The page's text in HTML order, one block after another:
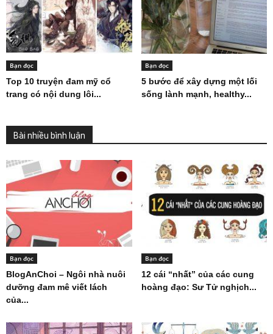
Bạn đọc
Top 10 truyện đam mỹ cổ
trang có nội dung lôi...
Bạn đọc
5 bước để xây dựng một lối
sống lành mạnh, healthy...
Bài nhiều bình luận
Bạn đọc
BlogAnChoi – Ngôi nhà nuôi
dưỡng đam mê viết lách
của...
Bạn đọc
12 cái “nhất” của các cung
hoàng đạo: Sư Tử nghịch...